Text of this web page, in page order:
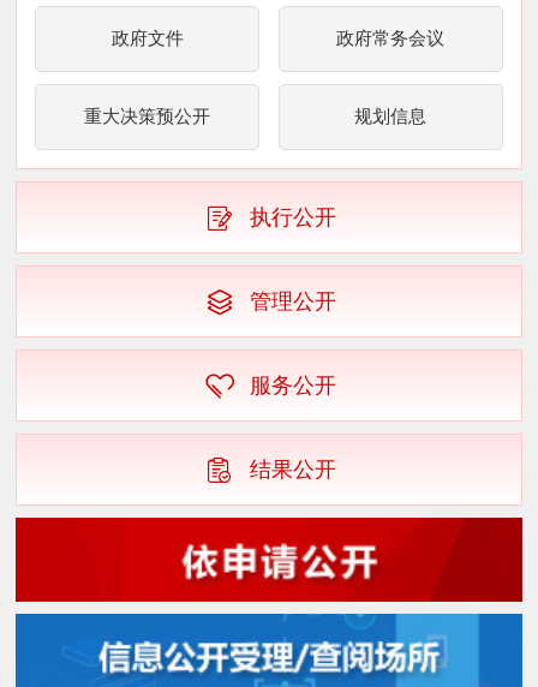
政府文件 政府常务会议
重大决策预公开 规划信息
执行公开
管理公开
服务公开
结果公开